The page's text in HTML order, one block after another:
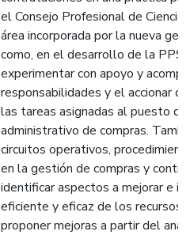
el Consejo Profesional de
área incorporada por la nueva
como, en el desarrollo de la
experimentar con apoyo y
responsabilidades y el accionar
las tareas asignadas al puesto
administrativo de compras.
circuitos operativos,
en la gestión de compras y
identificar aspectos a mejorar e
eficiente y eficaz de los recursos.
proponer mejoras a partir del